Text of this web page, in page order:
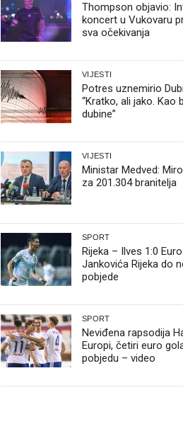
Thompson objavio:
koncert u Vukovaru
sva očekivanja
VIJESTI
Potres uznemirio
“Kratko, ali jako. Kao
dubine”
VIJESTI
Ministar Medved:
za 201.304 branitelja
SPORT
Rijeka – Ilves 1:0
Jankovića Rijeka do
pobjede
SPORT
Neviđena rapsodija
Europi, četiri euro
pobjedu – video